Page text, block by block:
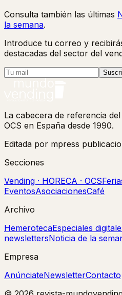
Consulta también las últimas
la semana.
Introduce tu correo y
destacadas del sector del
La cabecera de referencia
OCS en España desde 1990.
Editada por mpress
Secciones
Vending · HORECA · OCS
EventosAsociacionesCafé
Archivo
HemerotecaEspeciales
newslettersNoticia de la
Empresa
AnúnciateNewsletterContacto